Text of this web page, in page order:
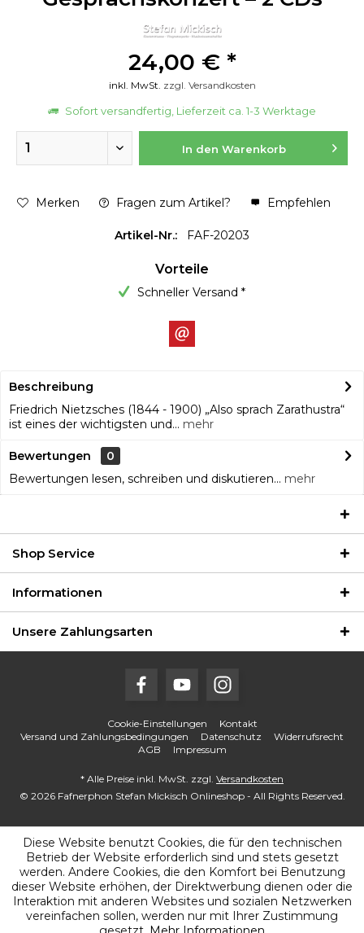
24,00 € *
inkl. MwSt. zzgl. Versandkosten
Sofort versandfertig, Lieferzeit ca. 1-3 Werktage
In den Warenkorb
Merken Fragen zum Artikel? Empfehlen
Artikel-Nr.: FAF-20203
Vorteile
Schneller Versand *
Beschreibung
Friedrich Nietzsches (1844 - 1900) „Also sprach Zarathustra“
ist eines der wichtigsten und... mehr
Bewertungen
0
Bewertungen lesen, schreiben und diskutieren... mehr
Shop Service
Informationen
Unsere Zahlungsarten
Cookie-Einstellungen
Kontakt
Versand und Zahlungsbedingungen
Datenschutz
Widerrufsrecht
AGB
Impressum
* Alle Preise inkl. MwSt. zzgl. Versandkosten
© 2026 Fafnerphon Stefan Mickisch Onlineshop - All Rights Reserved.
Diese Website benutzt Cookies, die für den technischen
Betrieb der Website erforderlich sind und stets gesetzt
werden. Andere Cookies, die den Komfort bei Benutzung
dieser Website erhöhen, der Direktwerbung dienen oder die
Interaktion mit anderen Websites und sozialen Netzwerken
vereinfachen sollen, werden nur mit Ihrer Zustimmung